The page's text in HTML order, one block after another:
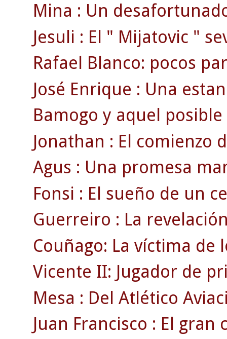
Mina : Un
Jesuli : El " Mijatovic "
Rafael Blanco: pocos
José Enrique : Una
Bamogo y aquel
Jonathan : El comienzo
Agus : Una promesa
Fonsi : El sueño de un
Guerreiro : La
Couñago: La víctima de
Vicente II: Jugador de
Mesa : Del Atlético
Juan Francisco : El